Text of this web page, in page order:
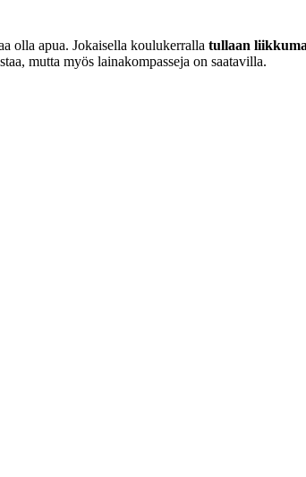
olla apua. Jokaisella koulukerralla tullaan
mutta myös lainakompasseja on saatavilla.